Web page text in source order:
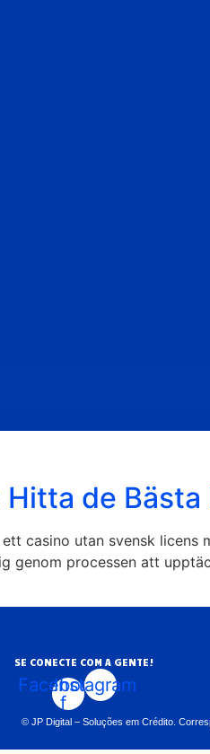
de Bästa
casino utan svensk
genom processen att
SE CONECTE COM A GENTE!
Facebook-
f
Instagram
© JP Digital – Soluções em Crédito.